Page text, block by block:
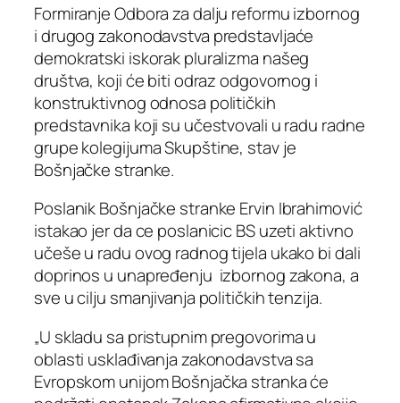
Formiranje Odbora za dalju reformu izbornog
i drugog zakonodavstva predstavljaće
demokratski iskorak pluralizma našeg
društva, koji će biti odraz odgovornog i
konstruktivnog odnosa političkih
predstavnika koji su učestvovali u radu radne
grupe kolegijuma Skupštine, stav je
Bošnjačke stranke.
Poslanik Bošnjačke stranke Ervin Ibrahimović
istakao jer da ce poslanicic BS uzeti aktivno
učeše u radu ovog radnog tijela ukako bi dali
doprinos u unapređenju izbornog zakona, a
sve u cilju smanjivanja političkih tenzija.
„U skladu sa pristupnim pregovorima u
oblasti usklađivanja zakonodavstva sa
Evropskom unijom Bošnjačka stranka će